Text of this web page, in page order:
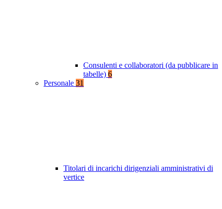
Consulenti e collaboratori (da pubblicare in
tabelle) 6
Personale 31
Titolari di incarichi dirigenziali amministrativi di
vertice